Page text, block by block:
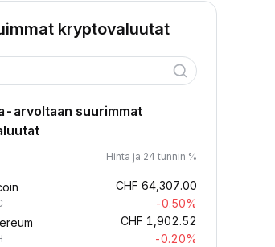
kryptovaluutat
arvoltaan suurimmat
Hinta ja 24 tunnin %
CHF 64,307.00
-0.50%
CHF 1,902.52
-0.20%